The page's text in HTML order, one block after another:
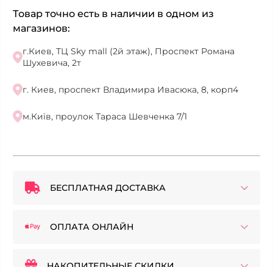
Товар точно есть в наличии в одном из
магазинов:
г.Киев, ТЦ Sky mall (2й этаж), Проспект Романа
Шухевича, 2т
г. Киев, проспект Владимира Ивасюка, 8, корп4
м.Київ, проулок Тараса Шевченка 7/1
БЕСПЛАТНАЯ ДОСТАВКА
ОПЛАТА ОНЛАЙН